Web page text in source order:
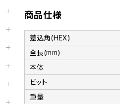
商品仕様
差込角(HEX)
全長(mm)
本体
ビット
重量